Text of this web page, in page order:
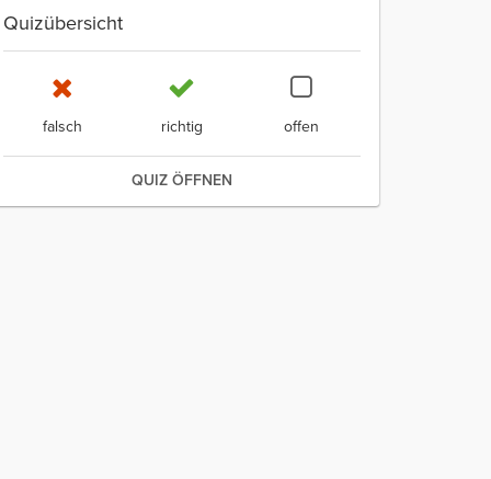
Quizübersicht
falsch richtig offen
QUIZ ÖFFNEN